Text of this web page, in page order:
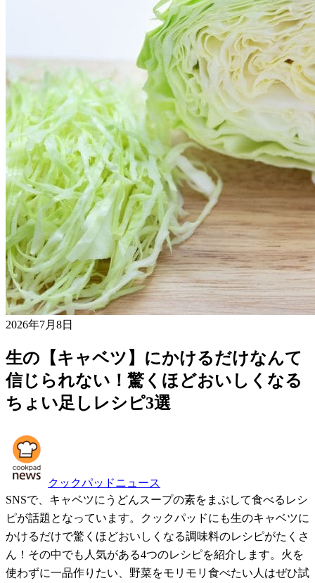
2026年7月8日
生の【キャベツ】にかけるだけなんて
信じられない！驚くほどおいしくなる
ちょい足しレシピ3選
クックパッドニュース
SNSで、キャベツにうどんスープの素をまぶして食べるレシ
ピが話題となっています。クックパッドにも生のキャベツに
かけるだけで驚くほどおいしくなる調味料のレシピがたくさ
ん！その中でも人気がある4つのレシピを紹介します。火を
使わずに一品作りたい、野菜をモリモリ食べたい人はぜひ試